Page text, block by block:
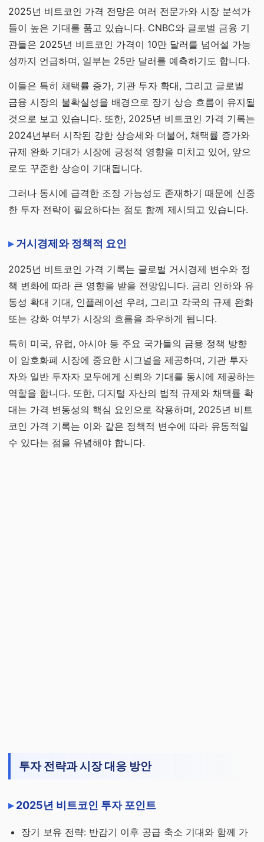
2025년 비트코인 가격 전망은 여러 전문가와 시장 분석가
들이 높은 기대를 품고 있습니다. CNBC와 글로벌 금융 기
관들은 2025년 비트코인 가격이 10만 달러를 넘어설 가능
성까지 언급하며, 일부는 25만 달러를 예측하기도 합니다.
이들은 특히 채택률 증가, 기관 투자 확대, 그리고 글로벌
금융 시장의 불확실성을 배경으로 장기 상승 흐름이 유지될
것으로 보고 있습니다. 또한, 2025년 비트코인 가격 기록는
2024년부터 시작된 강한 상승세와 더불어, 채택률 증가와
규제 완화 기대가 시장에 긍정적 영향을 미치고 있어, 앞으
로도 꾸준한 상승이 기대됩니다.
그러나 동시에 급격한 조정 가능성도 존재하기 때문에 신중
한 투자 전략이 필요하다는 점도 함께 제시되고 있습니다.
거시경제와 정책적 요인
2025년 비트코인 가격 기록는 글로벌 거시경제 변수와 정
책 변화에 따라 큰 영향을 받을 전망입니다. 금리 인하와 유
동성 확대 기대, 인플레이션 우려, 그리고 각국의 규제 완화
또는 강화 여부가 시장의 흐름을 좌우하게 됩니다.
특히 미국, 유럽, 아시아 등 주요 국가들의 금융 정책 방향
이 암호화폐 시장에 중요한 시그널을 제공하며, 기관 투자
자와 일반 투자자 모두에게 신뢰와 기대를 동시에 제공하는
역할을 합니다. 또한, 디지털 자산의 법적 규제와 채택률 확
대는 가격 변동성의 핵심 요인으로 작용하며, 2025년 비트
코인 가격 기록는 이와 같은 정책적 변수에 따라 유동적일
수 있다는 점을 유념해야 합니다.
투자 전략과 시장 대응 방안
2025년 비트코인 투자 포인트
장기 보유 전략: 반감기 이후 공급 축소 기대와 함께 가